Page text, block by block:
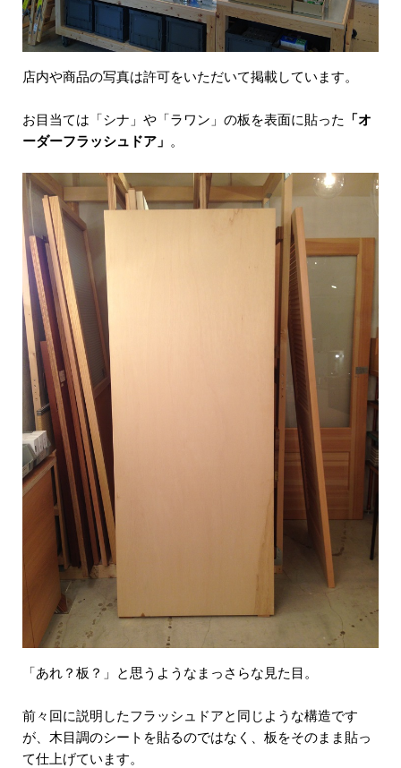
店内や商品の写真は許可をいただいて掲載しています。
お目当ては「シナ」や「ラワン」の板を表面に貼った 「オ
ーダーフラッシュドア」 。
「あれ？板？」と思うようなまっさらな見た目。
前々回に説明したフラッシュドアと同じような構造です
が、木目調のシートを貼るのではなく、板をそのまま貼っ
て仕上げています。